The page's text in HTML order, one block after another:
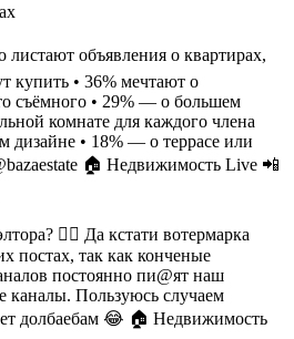
листают объявления о квартирах,
купить • 36% мечтают о
съёмного • 29% — о большем
комнате для каждого члена
дизайне • 18% — о террасе или
🏠 Недвижимость Live 📲
🤦‍♂️ Да кстати вотермарка
постах, так как конченые
постоянно пи@ят наш
каналы. Пользуюсь случаем
долбаебам 😂 🏠 Недвижимость